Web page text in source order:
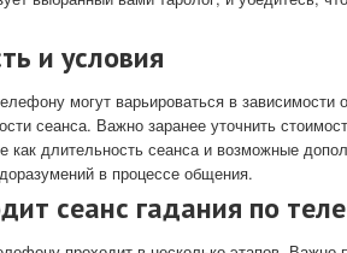
и условия
могут варьироваться в зависимости
сеанса. Важно заранее уточнить
как длительность сеанса и возможные
в процессе общения.
сеанс гадания по